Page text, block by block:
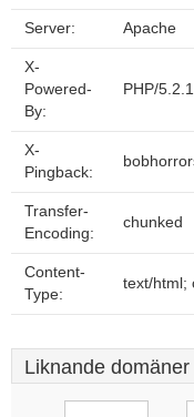
Server: Apache
X-
Powered-
By:
PHP/
X-
Pingback:
Transfer-
Encoding:
chunked
Content-
Type:
text/html;
Liknande domäner